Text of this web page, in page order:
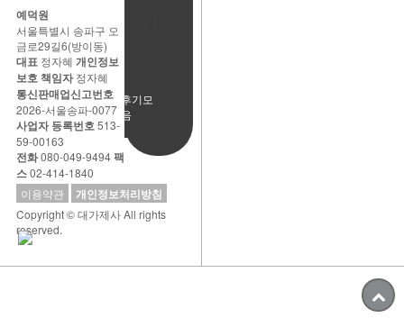
사용후기모
음
예덕원
서울특별시 송파구 오
금로29길6(방이동)
대표 정자혜 개인정보
보호 책임자정자혜
통신판매업신고번호
2026-서울송파-0077
사업자 등록번호513-
59-00163
전화080-049-9494팩
스02-414-1840
이용약관
개인정보처리방침
Copyright © 대가제사 All rights
reserved.